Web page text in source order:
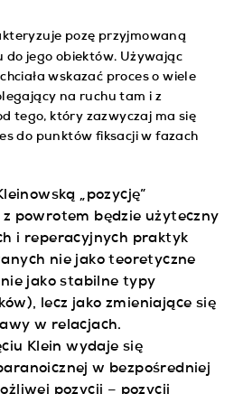
pozę przyjmowaną
do jego obiektów. Używając
wskazać proces o wiele
na ruchu tam i z
tego, który zazwyczaj ma się
do punktów fiksacji w fazach
„pozycję”
powrotem będzie użyteczny
i reperacyjnych praktyk
nie jako teoretyczne
jako stabilne typy
lecz jako zmieniające się
w relacjach.
Klein wydaje się
w bezpośredniej